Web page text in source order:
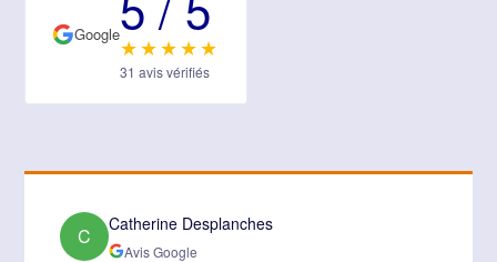
Google★★★★★
31 avis vérifiés
C Catherine Desplanches
Avis Google